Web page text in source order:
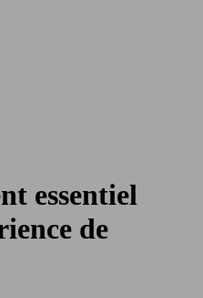
essentiel
de